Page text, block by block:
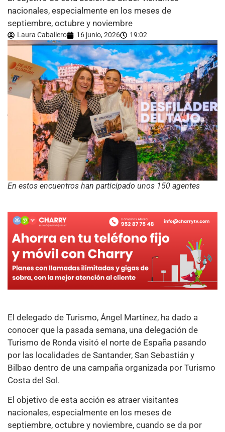
nacionales, especialmente en los meses de
septiembre, octubre y noviembre
Laura Caballero 16 junio, 2026 19:02
En estos encuentros han participado unos 150 agentes
El delegado de Turismo, Ángel Martínez, ha dado a
conocer que la pasada semana, una delegación de
Turismo de Ronda visitó el norte de España pasando
por las localidades de Santander, San Sebastián y
Bilbao dentro de una campaña organizada por Turismo
Costa del Sol.
El objetivo de esta acción es atraer visitantes
nacionales, especialmente en los meses de
septiembre, octubre y noviembre, cuando se da por